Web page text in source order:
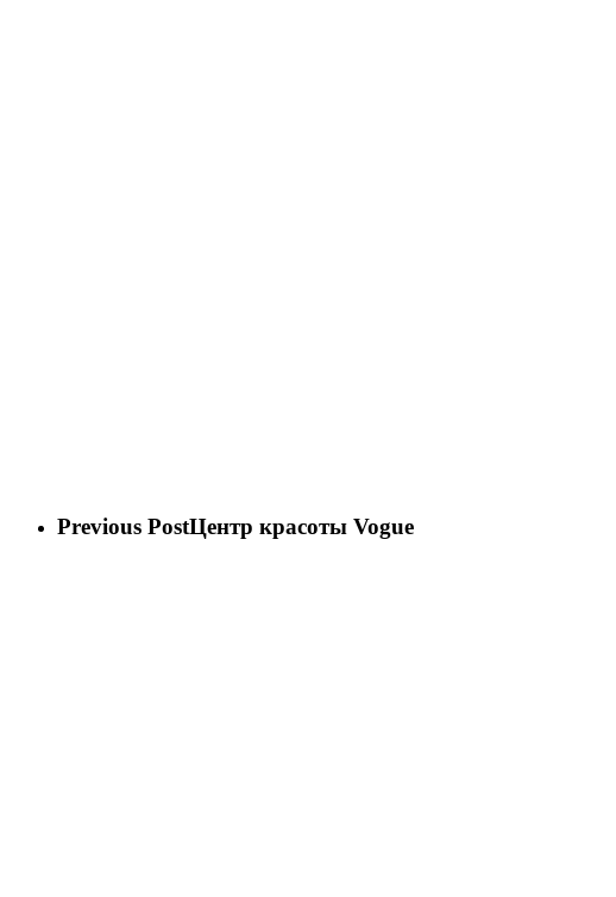
Previous PostЦентр красоты Vogue